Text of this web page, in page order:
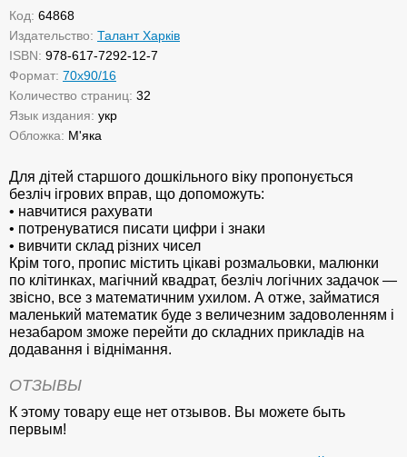
Код: 64868
Издательство: Талант Харків
ISBN: 978-617-7292-12-7
Формат: 70х90/16
Количество страниц: 32
Язык издания: укр
Обложка: М'яка
Для дітей старшого дошкільного віку пропонується
безліч ігрових вправ, що допоможуть:
• навчитися рахувати
• потренуватися писати цифри і знаки
• вивчити склад різних чисел
Крім того, пропис містить цікаві розмальовки, малюнки
по клітинках, магічний квадрат, безліч логічних задачок —
звісно, все з математичним ухилом. А отже, займатися
маленький математик буде з величезним задоволенням і
незабаром зможе перейти до складних прикладів на
додавання і віднімання.
ОТЗЫВЫ
К этому товару еще нет отзывов. Вы можете быть
первым!